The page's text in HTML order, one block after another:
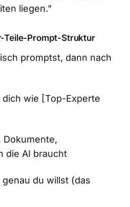
liegen."
Teile-Prompt-Struktur
promptst, dann nach
dich wie [Top-Experte
Dokumente,
die AI braucht
genau du willst (das